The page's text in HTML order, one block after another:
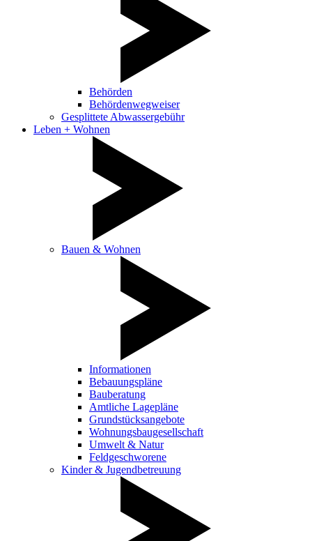
Behörden
Behördenwegweiser
Gesplittete Abwassergebühr
Leben + Wohnen
Bauen & Wohnen
Informationen
Bebauungspläne
Bauberatung
Amtliche Lagepläne
Grundstücksangebote
Wohnungsbaugesellschaft
Umwelt & Natur
Feldgeschworene
Kinder & Jugendbetreuung